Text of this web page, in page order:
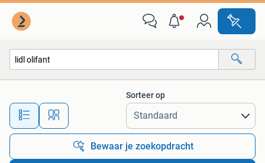
Alle afstanden…
Sorteer op
Bewaar je zoekopdracht